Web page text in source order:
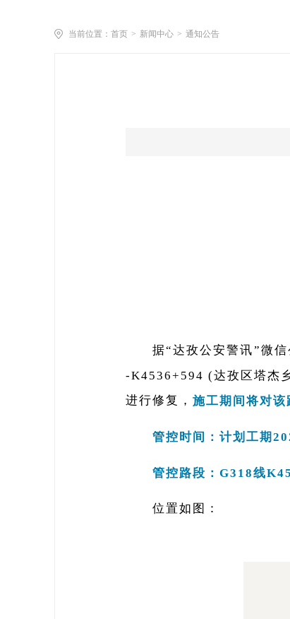
当前位置： 首页 > 新闻中心 > 通知公告
据“达孜公安警讯”微信
-K4536+594 (达孜区塔杰
进行修复， 施工期间将对
管控时间：计划工期
管控路段：G318线
位置如图：